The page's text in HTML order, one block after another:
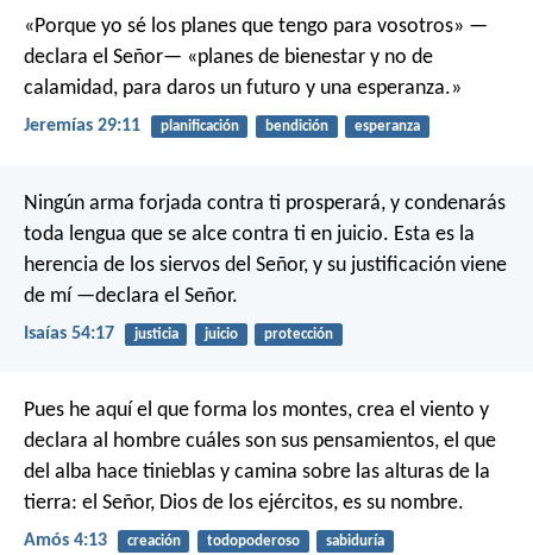
«Porque yo sé los planes que tengo para vosotros» —
declara el Señor— «planes de bienestar y no de
calamidad, para daros un futuro y una esperanza.»
Jeremías 29:11 planificación bendición esperanza
Ningún arma forjada contra ti prosperará, y condenarás
toda lengua que se alce contra ti en juicio. Esta es la
herencia de los siervos del Señor, y su justificación viene
de mí —declara el Señor.
Isaías 54:17 justicia juicio protección
Pues he aquí el que forma los montes, crea el viento y
declara al hombre cuáles son sus pensamientos, el que
del alba hace tinieblas y camina sobre las alturas de la
tierra: el Señor, Dios de los ejércitos, es su nombre.
Amós 4:13 creación todopoderoso sabiduría